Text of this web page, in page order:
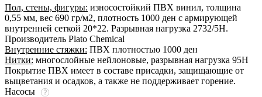
Пол, стены, фигуры: износостойкий ПВХ винил, толщина
0,55 мм, вес 690 гр/м2, плотность 1000 ден с армирующей
внутренней сеткой 20*22. Разрывная нагрузка 2732/5Н.
Производитель Plato Chemical
Внутренние стяжки: ПВХ плотностью 1000 ден
Нитки: многослойные нейлоновые, разрывная нагрузка 95Н
Покрытие ПВХ имеет в составе присадки, защищающие от
выцветания и осадков, а также не поддерживает горение.
Насосы